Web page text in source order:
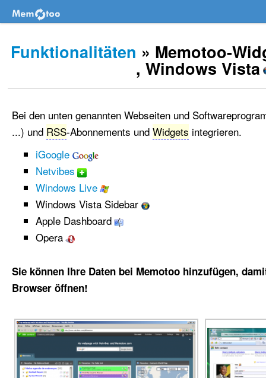
Funktionalitäten » Memotoo-
, Windows Vista
Bei den unten genannten Webseiten und
...) und RSS-Abonnements und Widgets integrieren.
iGoogle
Netvibes
Windows Live
Windows Vista Sidebar
Apple Dashboard
Opera
Sie können Ihre Daten bei Memotoo hinzufügen,
Browser öffnen!